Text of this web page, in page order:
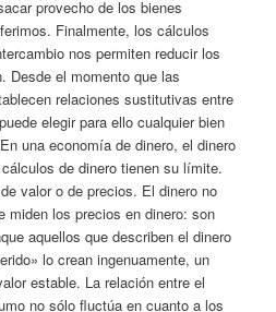
provecho de los bienes
Finalmente, los cálculos
nos permiten reducir los
Desde el momento que las
relaciones sustitutivas entre
elegir para ello cualquier bien
una economía de dinero, el dinero
de dinero tienen su límite.
valor o de precios. El dinero no
miden los precios en dinero: son
aquellos que describen el dinero
lo crean ingenuamente, un
estable. La relación entre el
no sólo fluctúa en cuanto a los